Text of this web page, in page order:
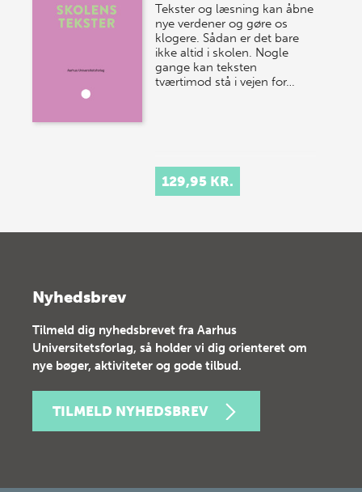
Tekster og læsning kan åbne
nye verdener og gøre os
klogere. Sådan er det bare
ikke altid i skolen. Nogle
gange kan teksten
tværtimod stå i vejen for…
129,95 KR.
Nyhedsbrev
Tilmeld dig nyhedsbrevet fra Aarhus
Universitetsforlag, så holder vi dig orienteret om
nye bøger, aktiviteter og gode tilbud.
TILMELD NYHEDSBREV